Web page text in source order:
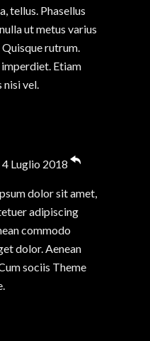
tellus. Phasellus
ut metus varius
rutrum.
imperdiet. Etiam
vel.
4 Luglio 2018
dolor sit amet,
adipiscing
commodo
dolor. Aenean
sociis Theme